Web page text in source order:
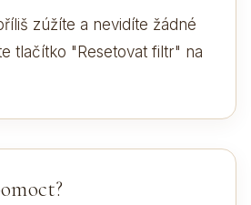
zúžíte a nevidíte žádné
tlačítko "Resetovat filtr" na